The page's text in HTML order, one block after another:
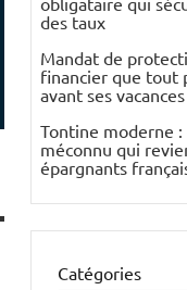
des taux
Mandat de
financier que tout
avant ses vacances
Tontine moderne
méconnu qui
épargnants
Catégories